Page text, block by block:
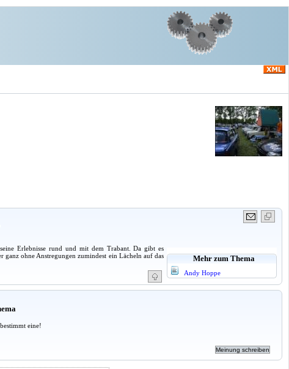
Mehr zum Thema
Andy Hoppe
Erlebnisse rund und mit dem Trabant. Da gibt es
ganz ohne Anstregungen zumindest ein Lächeln auf das
eine!